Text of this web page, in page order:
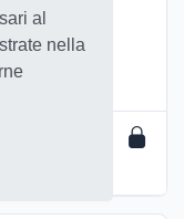
al
nella